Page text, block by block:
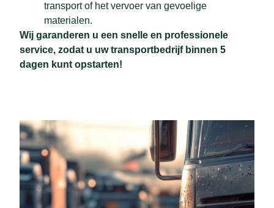
transport of het vervoer van gevoelige
materialen.
Wij garanderen u een snelle en professionele
service, zodat u uw transportbedrijf binnen 5
dagen kunt opstarten!